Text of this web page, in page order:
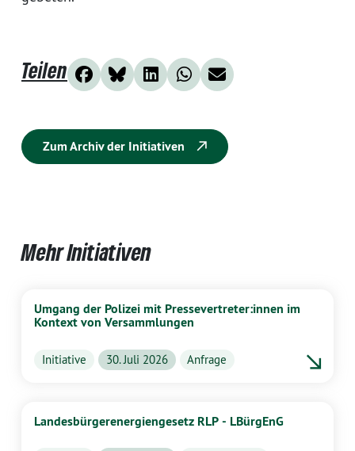
Teilen
Zum Archiv der Initiativen
Mehr Initiativen
Umgang der Polizei mit Pressevertreter:innen im
Kontext von Versammlungen
Initiative 30. Juli 2026 Anfrage
Landesbürgerenergiengesetz RLP - LBürgEnG